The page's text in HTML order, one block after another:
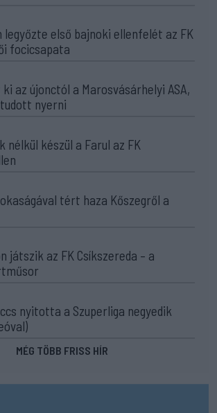
legyőzte első bajnoki ellenfelét az FK
focicsapata
az újonctól a Marosvásárhelyi ASA,
nyerni
nélkül készül a Farul az FK
tért haza Kőszegről a
játszik az FK Csíkszereda – a
nyitotta a Szuperliga negyedik
MÉG TÖBB FRISS HÍR